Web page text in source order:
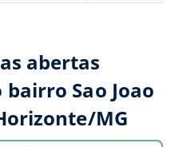
abertas
Sao Joao
MG